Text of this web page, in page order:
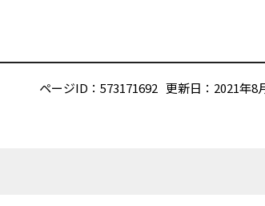
ページID：573171692 更新日：2021年8